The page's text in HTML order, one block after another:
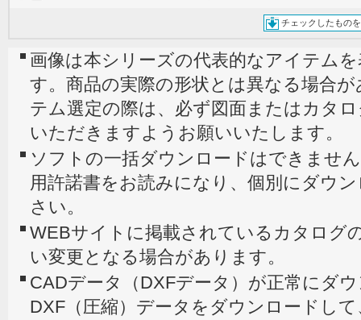
チェックしたもの
画像は本シリーズの代表的なアイテム
す。商品の実際の形状とは異なる場合
テム選定の際は、必ず図面またはカタ
いただきますようお願いいたします。
ソフトの一括ダウンロードはできませ
用許諾書をお読みになり、個別にダウ
さい。
WEBサイトに掲載されているカタログ
い変更となる場合があります。
CADデータ（DXFデータ）が正常にダ
DXF（圧縮）データをダウンロードし